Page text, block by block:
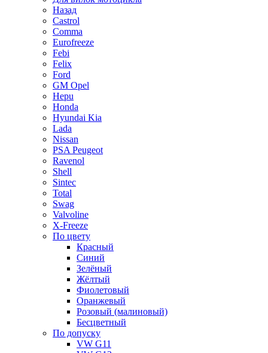
Назад
Castrol
Comma
Eurofreeze
Febi
Felix
Ford
GM Opel
Hepu
Honda
Hyundai Kia
Lada
Nissan
PSA Peugeot
Ravenol
Shell
Sintec
Total
Swag
Valvoline
X-Freeze
По цвету
Красный
Синий
Зелёный
Жёлтый
Фиолетовый
Оранжевый
Розовый (малиновый)
Бесцветный
По допуску
VW G11